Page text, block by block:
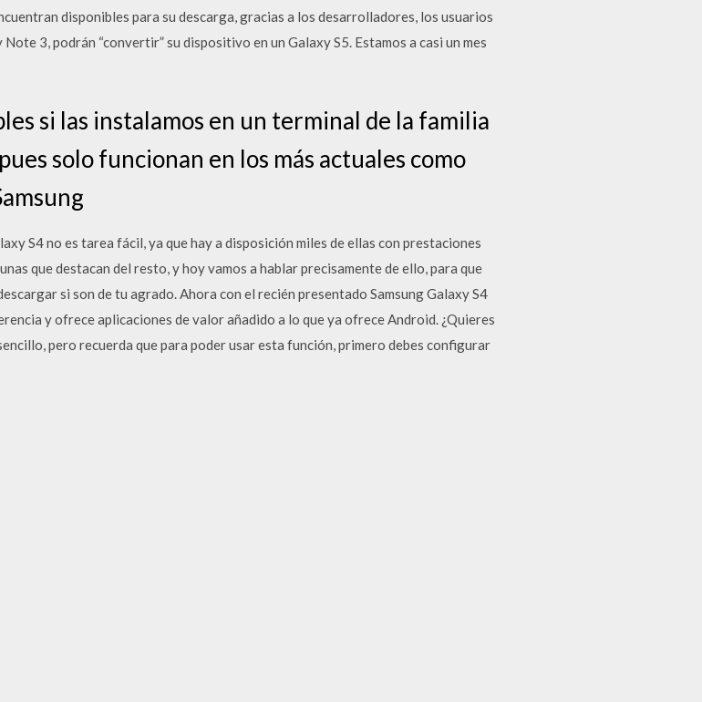
disponibles para su descarga, gracias a los desarrolladores, los usuarios
3, podrán “convertir” su dispositivo en un Galaxy S5. Estamos a casi un mes
si las instalamos en un terminal de la familia
solo funcionan en los más actuales como
S4 no es tarea fácil, ya que hay a disposición miles de ellas con prestaciones
que destacan del resto, y hoy vamos a hablar precisamente de ello, para que
si son de tu agrado. Ahora con el recién presentado Samsung Galaxy S4
y ofrece aplicaciones de valor añadido a lo que ya ofrece Android. ¿Quieres
pero recuerda que para poder usar esta función, primero debes configurar